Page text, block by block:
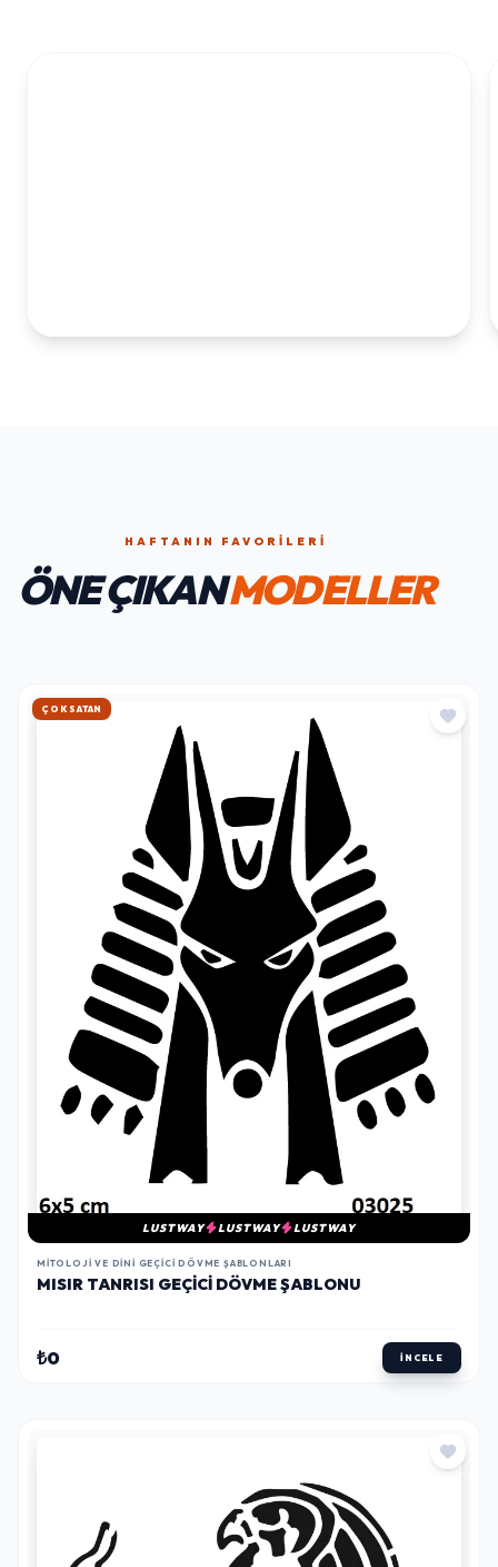
HAFTANIN FAVORILERI
ÖNE ÇIKANMODELLER
HIZLI KARGO
LUSTWAY LUSTWAY LUSTWAY
MITOLOJI VE DINI GEÇICI DÖVME ŞABLONLARI
MISIR TANRISI GEÇICI DÖVME ŞABLONU
₺0 İNCELE